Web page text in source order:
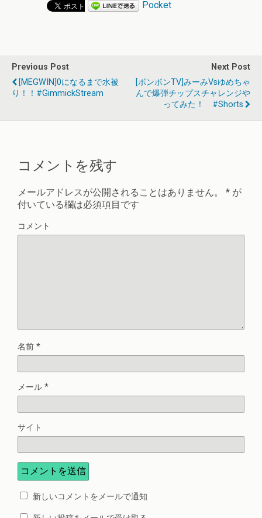
Pocket
Previous Post
[MEGWIN]0になるまで水被
り！！#GimmickStream
Next Post
[ボンボンTV]みーみvsゆめちゃ
んで爆弾チップスチャレンジや
ってみた！ #shorts
コメントを残す
メールアドレスが公開されることはありません。 * が
付いている欄は必須項目です
コメント
名前 *
メール *
サイト
新しいコメントをメールで通知